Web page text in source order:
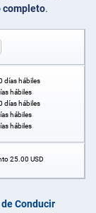
completo.
días hábiles
hábiles
días hábiles
hábiles
hábiles
25.00 USD
Conducir